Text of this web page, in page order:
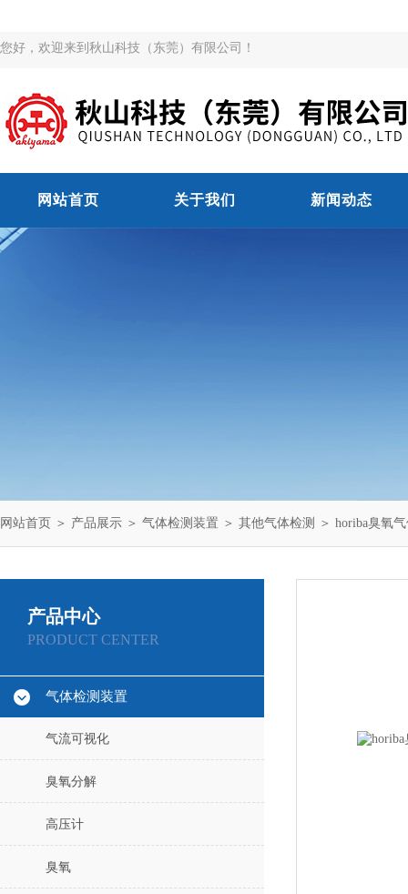
您好，欢迎来到秋山科技（东莞）有限公司！
网站首页 关于我们 新闻动态
网站首页 ＞ 产品展示 ＞ 气体检测装置 ＞ 其他气体检测 ＞ horiba臭氧
产品中心
PRODUCT CENTER
气体检测装置
气流可视化
臭氧分解
高压计
臭氧